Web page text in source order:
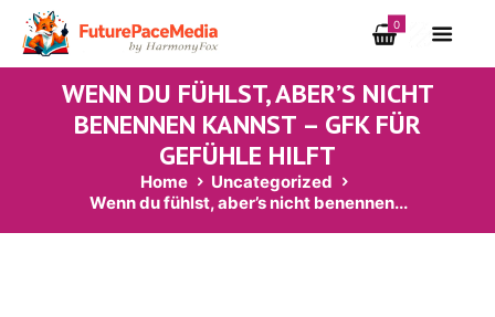
0
WENN DU FÜHLST, ABER’S NICHT
BENENNEN KANNST – GFK FÜR
GEFÜHLE HILFT
Home
Uncategorized
Wenn du fühlst, aber’s nicht benennen...